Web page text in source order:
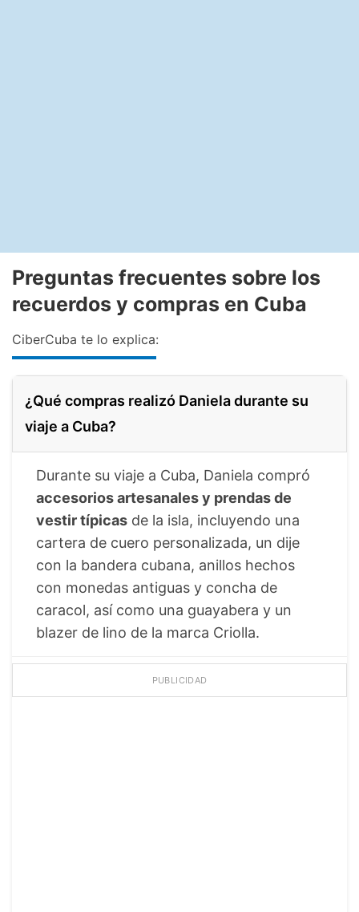
Preguntas frecuentes sobre los
recuerdos y compras en Cuba
CiberCuba te lo explica:
¿Qué compras realizó Daniela durante su
viaje a Cuba?
Durante su viaje a Cuba, Daniela compró
accesorios artesanales y prendas de
vestir típicas de la isla, incluyendo una
cartera de cuero personalizada, un dije
con la bandera cubana, anillos hechos
con monedas antiguas y concha de
caracol, así como una guayabera y un
blazer de lino de la marca Criolla.
PUBLICIDAD